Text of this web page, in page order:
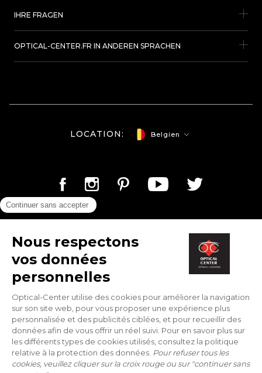
IHRE FRAGEN
OPTICAL-CENTER.FR IN ANDEREN SPRACHEN
LOCATION: Belgien
Optical-center.be/de © Copyright 2026